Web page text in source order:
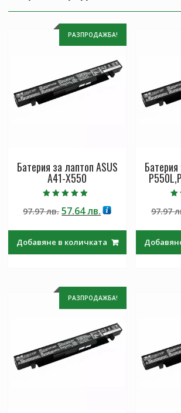
РАЗПРОДАЖБА!
Батерия за лаптоп ASUS
A41-X550
5.00
от 5
97.97лв.Original
97.97 лв..
57.64лв.Текущата
57.64 лв..
Добавяне в количката
97.97
РАЗПРОДАЖБА!